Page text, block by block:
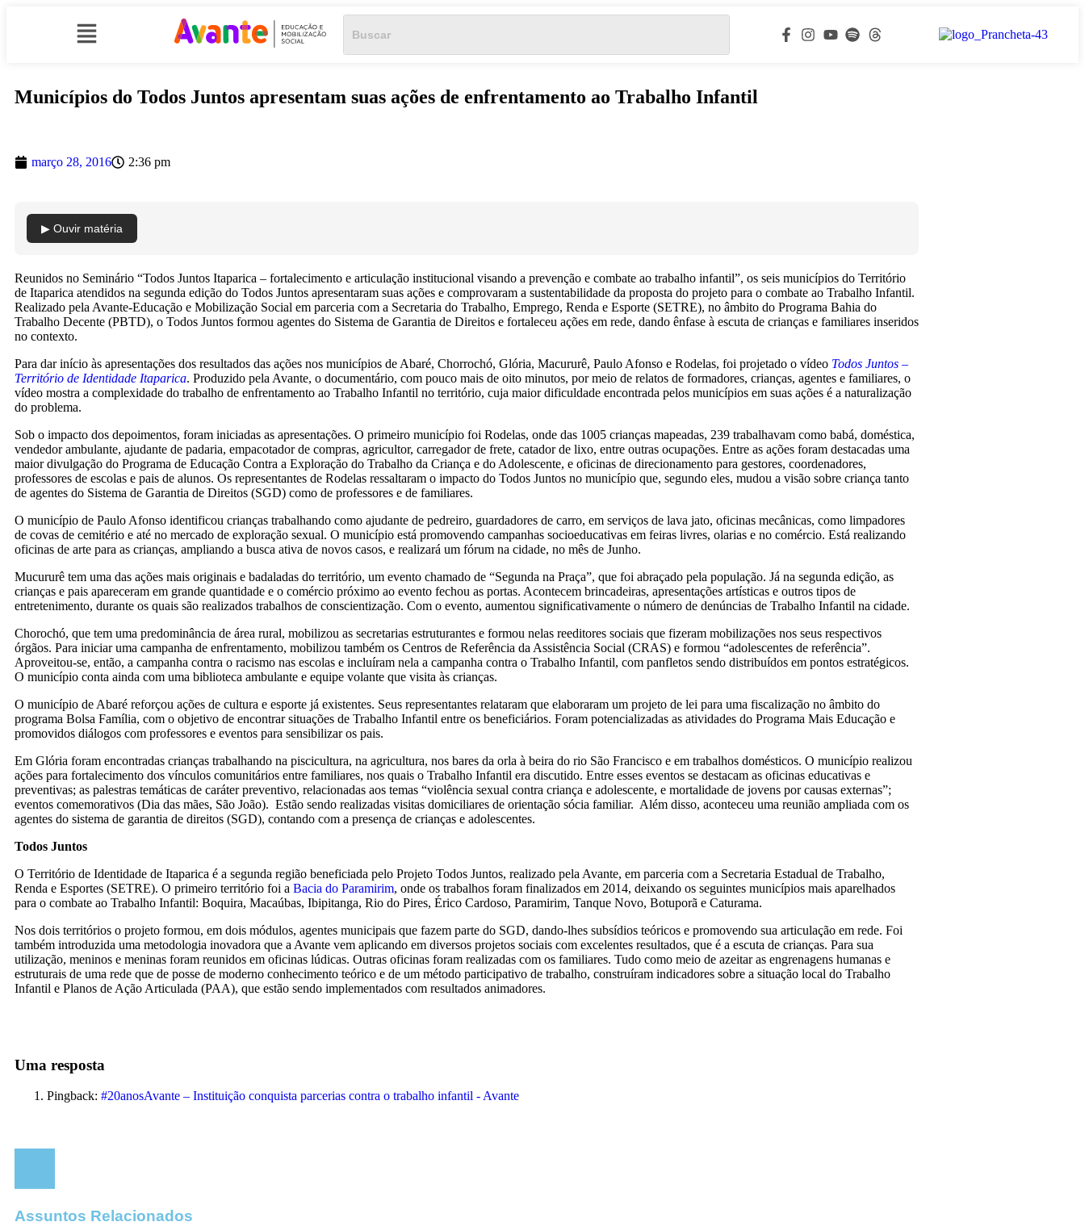
Municípios do Todos Juntos apresentam suas ações de enfrentamento ao Trabalho Infantil
março 28, 2016 2:36 pm
▶ Ouvir matéria
Reunidos no Seminário “Todos Juntos Itaparica – fortalecimento e articulação institucional visando a prevenção e combate ao trabalho infantil”, os seis municípios do Território
de Itaparica atendidos na segunda edição do Todos Juntos apresentaram suas ações e comprovaram a sustentabilidade da proposta do projeto para o combate ao Trabalho Infantil.
Realizado pela Avante-Educação e Mobilização Social em parceria com a Secretaria do Trabalho, Emprego, Renda e Esporte (SETRE), no âmbito do Programa Bahia do
Trabalho Decente (PBTD), o Todos Juntos formou agentes do Sistema de Garantia de Direitos e fortaleceu ações em rede, dando ênfase à escuta de crianças e familiares inseridos
no contexto.
Para dar início às apresentações dos resultados das ações nos municípios de Abaré, Chorrochó, Glória, Macururê, Paulo Afonso e Rodelas, foi projetado o vídeo Todos Juntos –
Território de Identidade Itaparica. Produzido pela Avante, o documentário, com pouco mais de oito minutos, por meio de relatos de formadores, crianças, agentes e familiares, o
vídeo mostra a complexidade do trabalho de enfrentamento ao Trabalho Infantil no território, cuja maior dificuldade encontrada pelos municípios em suas ações é a naturalização
do problema.
Sob o impacto dos depoimentos, foram iniciadas as apresentações. O primeiro município foi Rodelas, onde das 1005 crianças mapeadas, 239 trabalhavam como babá, doméstica,
vendedor ambulante, ajudante de padaria, empacotador de compras, agricultor, carregador de frete, catador de lixo, entre outras ocupações. Entre as ações foram destacadas uma
maior divulgação do Programa de Educação Contra a Exploração do Trabalho da Criança e do Adolescente, e oficinas de direcionamento para gestores, coordenadores,
professores de escolas e pais de alunos. Os representantes de Rodelas ressaltaram o impacto do Todos Juntos no município que, segundo eles, mudou a visão sobre criança tanto
de agentes do Sistema de Garantia de Direitos (SGD) como de professores e de familiares.
O município de Paulo Afonso identificou crianças trabalhando como ajudante de pedreiro, guardadores de carro, em serviços de lava jato, oficinas mecânicas, como limpadores
de covas de cemitério e até no mercado de exploração sexual. O município está promovendo campanhas socioeducativas em feiras livres, olarias e no comércio. Está realizando
oficinas de arte para as crianças, ampliando a busca ativa de novos casos, e realizará um fórum na cidade, no mês de Junho.
Mucururê tem uma das ações mais originais e badaladas do território, um evento chamado de “Segunda na Praça”, que foi abraçado pela população. Já na segunda edição, as
crianças e pais apareceram em grande quantidade e o comércio próximo ao evento fechou as portas. Acontecem brincadeiras, apresentações artísticas e outros tipos de
entretenimento, durante os quais são realizados trabalhos de conscientização. Com o evento, aumentou significativamente o número de denúncias de Trabalho Infantil na cidade.
Chorochó, que tem uma predominância de área rural, mobilizou as secretarias estruturantes e formou nelas reeditores sociais que fizeram mobilizações nos seus respectivos
órgãos. Para iniciar uma campanha de enfrentamento, mobilizou também os Centros de Referência da Assistência Social (CRAS) e formou “adolescentes de referência”.
Aproveitou-se, então, a campanha contra o racismo nas escolas e incluíram nela a campanha contra o Trabalho Infantil, com panfletos sendo distribuídos em pontos estratégicos.
O município conta ainda com uma biblioteca ambulante e equipe volante que visita às crianças.
O município de Abaré reforçou ações de cultura e esporte já existentes. Seus representantes relataram que elaboraram um projeto de lei para uma fiscalização no âmbito do
programa Bolsa Família, com o objetivo de encontrar situações de Trabalho Infantil entre os beneficiários. Foram potencializadas as atividades do Programa Mais Educação e
promovidos diálogos com professores e eventos para sensibilizar os pais.
Em Glória foram encontradas crianças trabalhando na piscicultura, na agricultura, nos bares da orla à beira do rio São Francisco e em trabalhos domésticos. O município realizou
ações para fortalecimento dos vínculos comunitários entre familiares, nos quais o Trabalho Infantil era discutido. Entre esses eventos se destacam as oficinas educativas e
preventivas; as palestras temáticas de caráter preventivo, relacionadas aos temas “violência sexual contra criança e adolescente, e mortalidade de jovens por causas externas”;
eventos comemorativos (Dia das mães, São João). Estão sendo realizadas visitas domiciliares de orientação sócia familiar. Além disso, aconteceu uma reunião ampliada com os
agentes do sistema de garantia de direitos (SGD), contando com a presença de crianças e adolescentes.
Todos Juntos
O Território de Identidade de Itaparica é a segunda região beneficiada pelo Projeto Todos Juntos, realizado pela Avante, em parceria com a Secretaria Estadual de Trabalho,
Renda e Esportes (SETRE). O primeiro território foi a Bacia do Paramirim, onde os trabalhos foram finalizados em 2014, deixando os seguintes municípios mais aparelhados
para o combate ao Trabalho Infantil: Boquira, Macaúbas, Ibipitanga, Rio do Pires, Érico Cardoso, Paramirim, Tanque Novo, Botuporã e Caturama.
Nos dois territórios o projeto formou, em dois módulos, agentes municipais que fazem parte do SGD, dando-lhes subsídios teóricos e promovendo sua articulação em rede. Foi
também introduzida uma metodologia inovadora que a Avante vem aplicando em diversos projetos sociais com excelentes resultados, que é a escuta de crianças. Para sua
utilização, meninos e meninas foram reunidos em oficinas lúdicas. Outras oficinas foram realizadas com os familiares. Tudo como meio de azeitar as engrenagens humanas e
estruturais de uma rede que de posse de moderno conhecimento teórico e de um método participativo de trabalho, construíram indicadores sobre a situação local do Trabalho
Infantil e Planos de Ação Articulada (PAA), que estão sendo implementados com resultados animadores.
Uma resposta
Pingback: #20anosAvante – Instituição conquista parcerias contra o trabalho infantil - Avante
Assuntos Relacionados